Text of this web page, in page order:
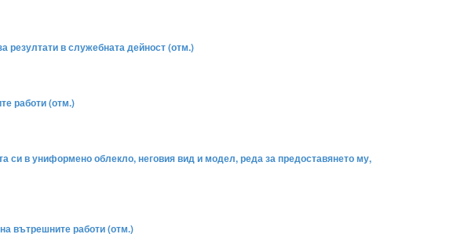
резултати в служебната дейност (отм.)
работи (отм.)
си в униформено облекло, неговия вид и модел, реда за предоставянето му,
вътрешните работи (отм.)